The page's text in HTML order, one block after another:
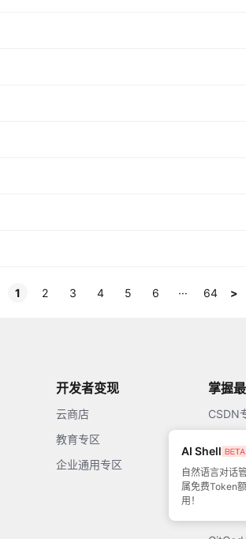
1 2 3 4 5 6 ··· 64 >
开发者变现
云商店
教育专区
企业通用专区
掌握
CSDN
开源中国
51CTO
AI Shell
自然语言对话
属免费Token
用！